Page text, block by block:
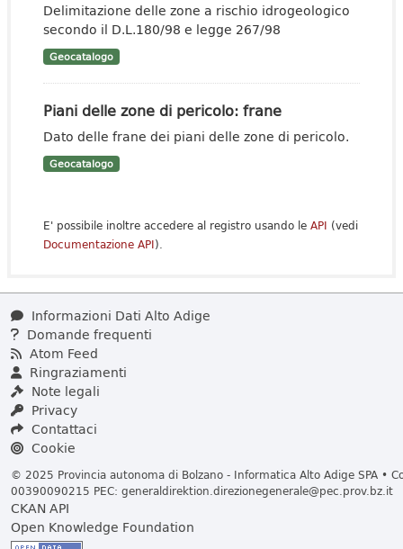
Delimitazione delle zone a rischio idrogeologico
secondo il D.L.180/98 e legge 267/98
Geocatalogo
Piani delle zone di pericolo: frane
Dato delle frane dei piani delle zone di pericolo.
Geocatalogo
E' possibile inoltre accedere al registro usando le API (vedi
Documentazione API).
Informazioni Dati Alto Adige
Domande frequenti
Atom Feed
Ringraziamenti
Note legali
Privacy
Contattaci
Cookie
© 2025 Provincia autonoma di Bolzano - Informatica Alto Adige SPA •
00390090215 PEC: generaldirektion.direzionegenerale@pec.prov.bz.it
CKAN API
Open Knowledge Foundation